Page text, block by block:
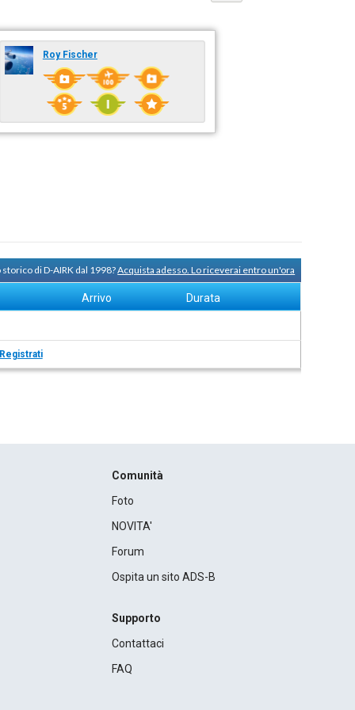
Roy Fischer
di D-AIRK dal 1998?Acquista adesso. Lo riceverai entro un'ora
Arrivo Durata
Comunità
Foto
NOVITA'
Forum
Ospita un sito ADS-B
Supporto
Contattaci
FAQ